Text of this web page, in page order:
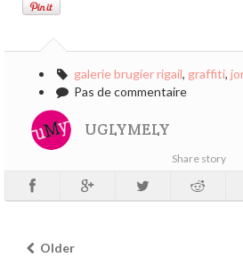
galerie brugier rigail, graffiti,
Pas de commentaire
UGLYMELY
Share story
Older